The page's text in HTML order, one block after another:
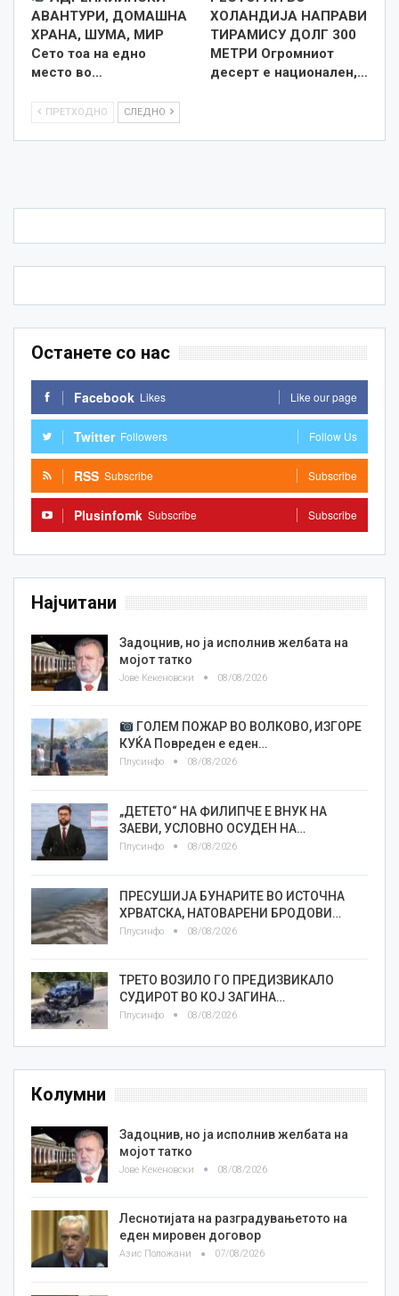
АВАНТУРИ, ДОМАШНА
ХРАНА, ШУМА, МИР
Сето тоа на едно
место во…
ХОЛАНДИЈА НАПРАВИ
ТИРАМИСУ ДОЛГ 300
МЕТРИ Огромниот
десерт е национален,…
ПРЕТХОДНО СЛЕДНО
Останете со нас
Facebook Likes Like our page
Twitter Followers Follow Us
RSS Subscribe Subscribe
Plusinfomk Subscribe Subscribe
Најчитани
Задоцнив, но ја исполнив желбата на
мојот татко
Јове Кекеновски 08/08/2026
ГОЛЕМ ПОЖАР ВО ВОЛКОВО, ИЗГОРЕ
КУЌА Повреден е еден…
Плусинфо 08/08/2026
„ДЕТЕТО“ НА ФИЛИПЧЕ Е ВНУК НА
ЗАЕВИ, УСЛОВНО ОСУДЕН НА…
Плусинфо 08/08/2026
ПРЕСУШИЈА БУНАРИТЕ ВО ИСТОЧНА
ХРВАТСКА, НАТОВАРЕНИ БРОДОВИ…
Плусинфо 08/08/2026
ТРЕТО ВОЗИЛО ГО ПРЕДИЗВИКАЛО
СУДИРОТ ВО КОЈ ЗАГИНА…
Плусинфо 08/08/2026
Колумни
Задоцнив, но ја исполнив желбата на
мојот татко
Јове Кекеновски 08/08/2026
Леснотијата на разградувањетото на
еден мировен договор
Азис Положани 07/08/2026